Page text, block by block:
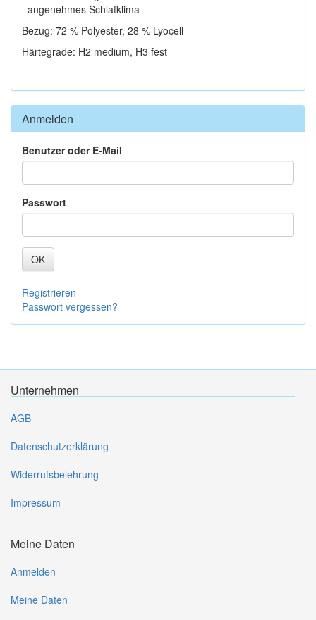
angenehmes Schlafklima
Bezug: 72 % Polyester, 28 % Lyocell
Härtegrade: H2 medium, H3 fest
Anmelden
Benutzer oder E-Mail
Passwort
OK
Registrieren
Passwort vergessen?
Unternehmen
AGB
Datenschutzerklärung
Widerrufsbelehrung
Impressum
Meine Daten
Anmelden
Meine Daten